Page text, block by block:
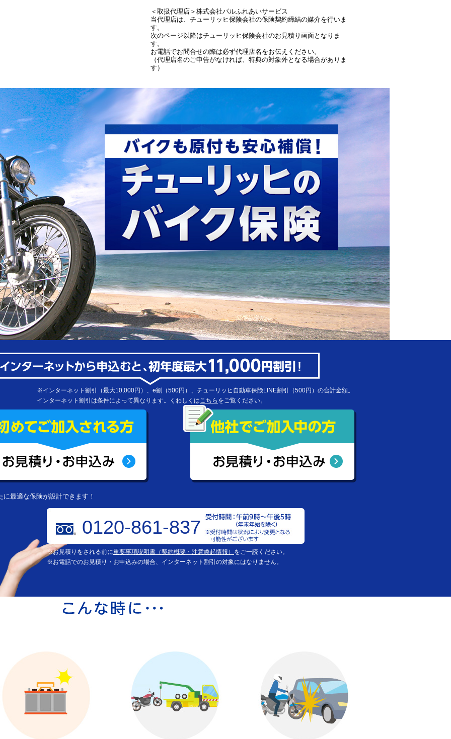
＜取扱代理店＞株式会社パルふれあいサービス
当代理店は、チューリッヒ保険会社の保険契約締結の媒介を行いま
す。
次のページ以降はチューリッヒ保険会社のお見積り画面となりま
す。
お電話でお問合せの際は必ず代理店名をお伝えください。
（代理店名のご申告がなければ、特典の対象外となる場合がありま
す）
※インターネット割引（最大10,000円）、e割（500円）、チューリッヒ自動車保険LINE割引（500円）の合計金額。
インターネット割引は条件によって異なります。くわしくは こちら をご覧ください。
に最適な保険が設計できます！
0120-861-837
※お見積りをされる前に重要事項説明書（契約概要・注意喚起情報） をご一読ください。
※お電話でのお見積り・お申込みの場合、インターネット割引の対象にはなりません。